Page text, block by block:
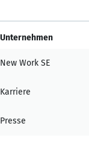
Unternehmen
New Work SE
Karriere
Presse